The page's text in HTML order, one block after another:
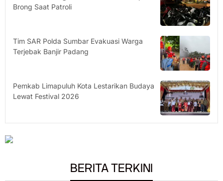
Brong Saat Patroli
Tim SAR Polda Sumbar Evakuasi Warga
Terjebak Banjir Padang
Pemkab Limapuluh Kota Lestarikan Budaya
Lewat Festival 2026
BERITA TERKINI